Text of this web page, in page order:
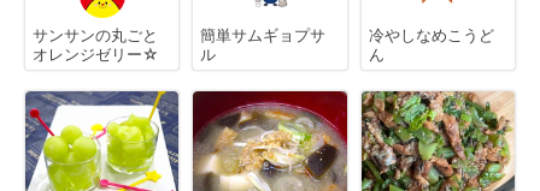
サンサンの丸ごと
オレンジゼリー☆
簡単サムギョプサ
ル
冷やしなめこうど
ん